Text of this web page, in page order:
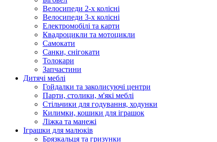
Велосипеди 2-х колісні
Велосипеди 3-х колісні
Електромобілі та карти
Квадроцикли та мотоцикли
Самокати
Санки, снігокати
Толокари
Запчастини
Дитячі меблі
Гойдалки та заколисуючі центри
Парти, столики, м'які меблі
Стільчики для годування, ходунки
Килимки, кошики для іграшок
Ліжка та манежі
Іграшки для малюків
Брязкальця та гризунки